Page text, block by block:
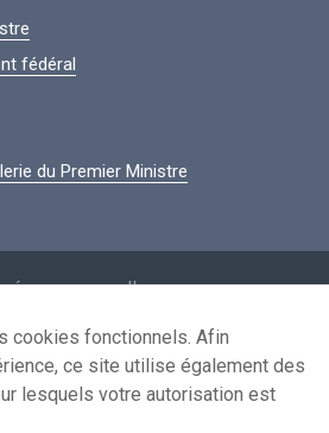
fédéral
du Premier Ministre
personnelles
de réutilisation
nous
cookies fonctionnels. Afin
ce site utilise également des
lesquels votre autorisation est